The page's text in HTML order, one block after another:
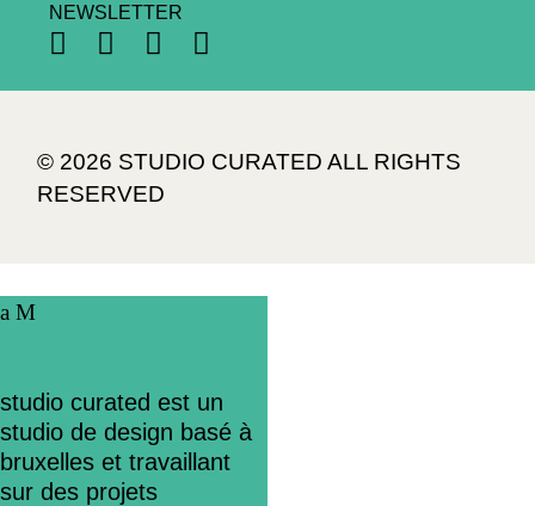
NEWSLETTER
© 2026 STUDIO CURATED ALL RIGHTS
RESERVED
studio curated est un
studio de design basé à
bruxelles et travaillant
sur des projets